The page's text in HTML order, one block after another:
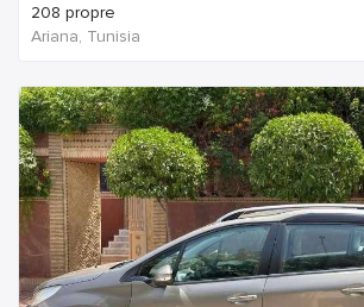
208 propre
Ariana, Tunisia